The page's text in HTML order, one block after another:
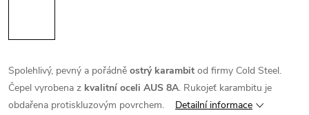
Spolehlivý, pevný a pořádně ostrý karambit od firmy Cold Steel.
Čepel vyrobena z kvalitní oceli AUS 8A. Rukojeť karambitu je
obdařena protiskluzovým povrchem.
Detailní informace